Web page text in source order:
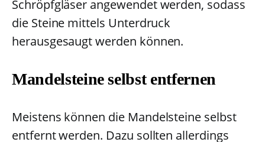
Schröpfgläser angewendet werden, sodass
die Steine mittels Unterdruck
herausgesaugt werden können.
Mandelsteine selbst entfernen
Meistens können die Mandelsteine selbst
entfernt werden. Dazu sollten allerdings